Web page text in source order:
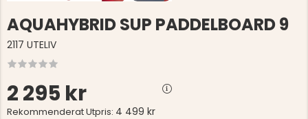
AQUAHYBRID SUP PADDELBOARD 9
2117 UTELIV
2 295 kr
Rekommenderat Utpris: 4 499 kr